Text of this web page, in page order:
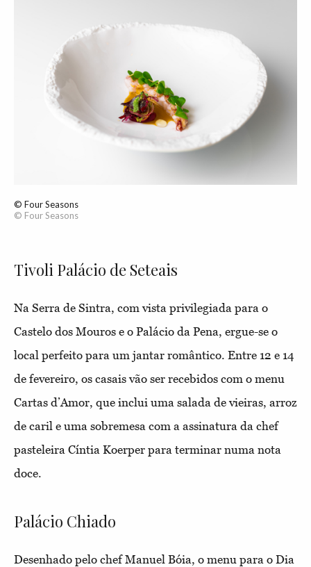
© Four Seasons
© Four Seasons
Tivoli Palácio de Seteais
Na Serra de Sintra, com vista privilegiada para o
Castelo dos Mouros e o Palácio da Pena, ergue-se o
local perfeito para um jantar romântico. Entre 12 e 14
de fevereiro, os casais vão ser recebidos com o menu
Cartas d’Amor, que inclui uma salada de vieiras, arroz
de caril e uma sobremesa com a assinatura da chef
pasteleira Cíntia Koerper para terminar numa nota
doce.
Palácio Chiado
Desenhado pelo chef Manuel Bóia, o menu para o Dia